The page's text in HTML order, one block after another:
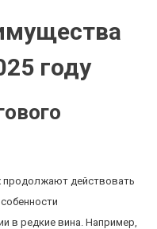
году
продолжают действовать
в редкие вина. Например,